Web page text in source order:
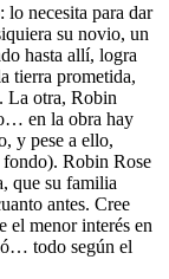
lo necesita para dar
su novio, un
hasta allí, logra
tierra prometida,
La otra, Robin
en la obra hay
y pese a ello,
Robin Rose
que su familia
antes. Cree
el menor interés en
todo según el